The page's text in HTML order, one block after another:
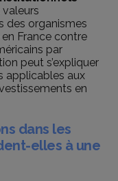
des organismes
France contre
par
peut s’expliquer
applicables aux
en
dans les
elles à une